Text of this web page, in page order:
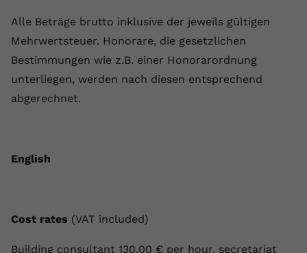
Alle Beträge brutto inklusive der jeweils gültigen
Mehrwertsteuer. Honorare, die gesetzlichen
Bestimmungen wie z.B. einer Honorarordnung
unterliegen, werden nach diesen entsprechend
abgerechnet.
English
Cost rates (VAT included)
Building consultant 130,00 € per hour, secretariat